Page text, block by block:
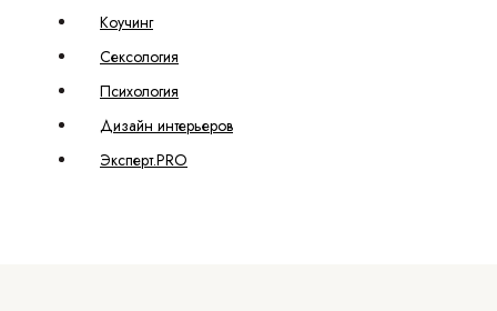
Коучинг
Сексология
Психология
Дизайн интерьеров
Эксперт.PRO